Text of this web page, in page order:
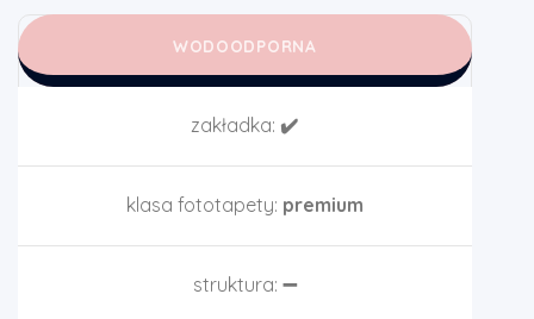
WODOODPORNA
zakładka: ✔️
klasa fototapety: premium
struktura: ➖